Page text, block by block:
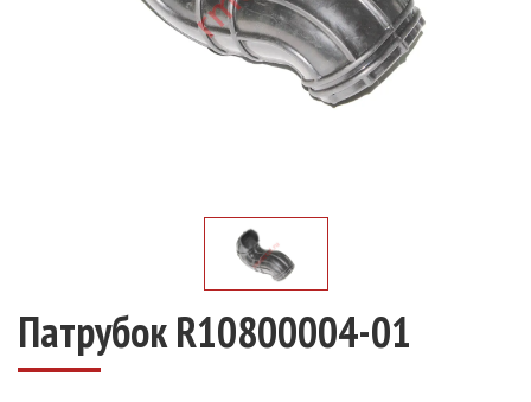
Патрубок R10800004-01